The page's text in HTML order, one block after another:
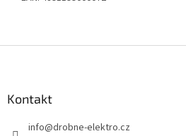
Kontakt
info@drobne-elektro.cz